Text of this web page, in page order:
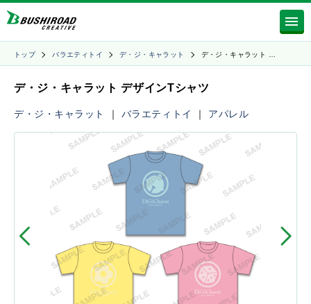
トップ バラエティトイ デ・ジ・キャラット デ・ジ・キャラット …
デ・ジ・キャラット デザインTシャツ
デ・ジ・キャラット ｜ バラエティトイ ｜ アパレル